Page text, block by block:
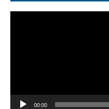
00:00